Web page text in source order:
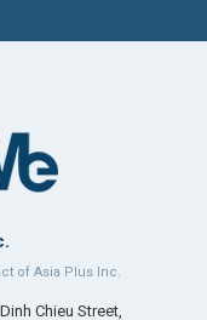
of Asia Plus Inc.
Chieu Street,